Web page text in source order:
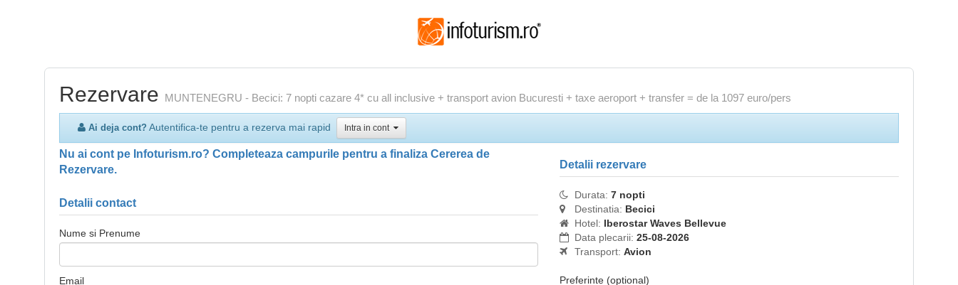
Rezervare MUNTENEGRU - Becici: 7 nopti cazare 4* cu all inclusive + transport avion Bucuresti + taxe aeroport + transfer = de la 1097 euro/pers
Ai deja cont? Autentifica-te pentru a rezerva mai rapid Intra in cont
Nu ai cont pe Infoturism.ro? Completeaza campurile pentru a finaliza Cererea de
Rezervare.
Detalii contact
Nume si Prenume
Email
Detalii rezervare
Durata: 7 nopti
Destinatia: Becici
Hotel: Iberostar Waves Bellevue
Data plecarii: 25-08-2026
Transport: Avion
Preferinte (optional)